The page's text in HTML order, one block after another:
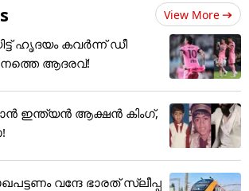
View More
ഹൃദയം കവർന്ന് ഡീ
ആദരവ്!
ഇന്ത്യൻ ആക്ഷൻ കിംഗ്,
വന്ദേ ഭാരത് സ്ലീപ്പ